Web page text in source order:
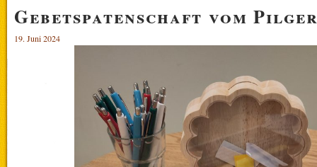
Gebetspatenschaft vom
19. Juni 2024